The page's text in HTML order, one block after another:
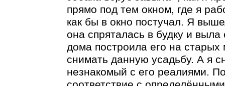
прямо под тем окном, где я
как бы в окно постучал. Я
она спряталась в будку и
дома построила его на старых
снимать данную усадьбу. А я
незнакомый с его реалиями.